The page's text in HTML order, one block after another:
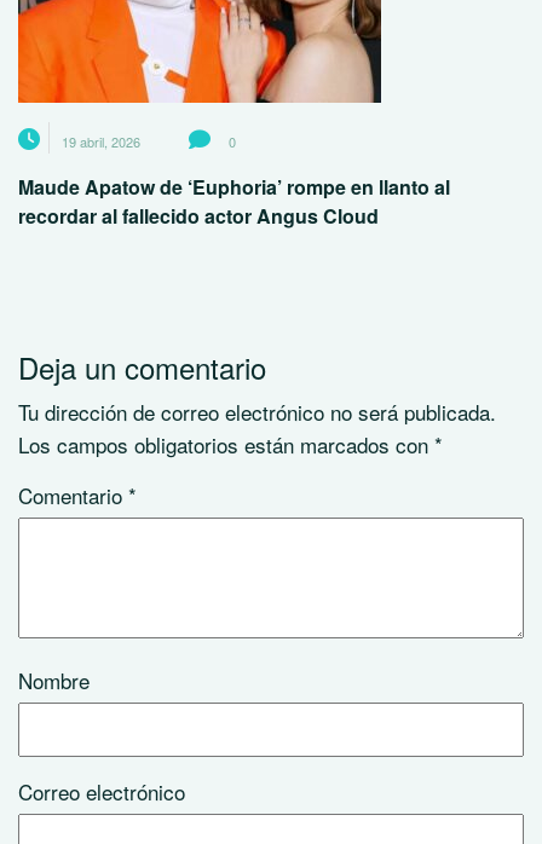
19 abril, 2026 0
Maude Apatow de ‘Euphoria’ rompe en llanto al
recordar al fallecido actor Angus Cloud
Deja un comentario
Tu dirección de correo electrónico no será publicada.
Los campos obligatorios están marcados con *
Comentario *
Nombre
Correo electrónico